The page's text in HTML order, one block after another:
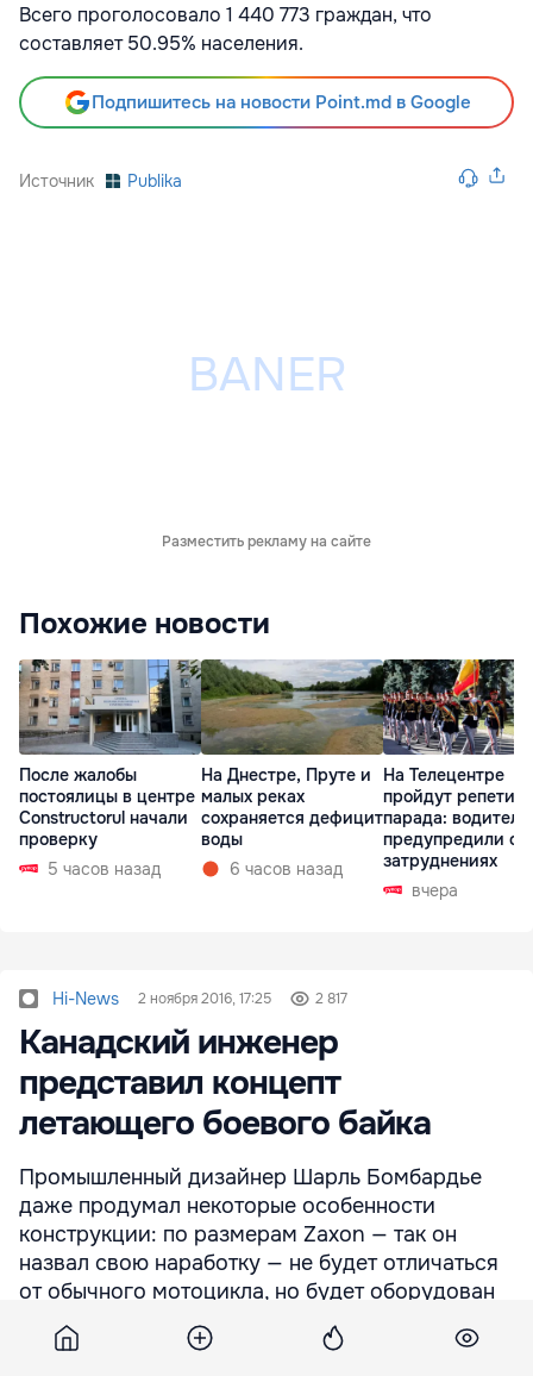
Всего проголосовало 1 440 773 граждан, что
составляет 50.95% населения.
Подпишитесь на новости Point.md в Google
Источник Publika
Разместить рекламу на сайте
Похожие новости
После жалобы
постоялицы в центре
Constructorul начали
проверку
5 часов назад
На Днестре, Пруте и
малых реках
сохраняется дефицит
воды
6 часов назад
На Телецентре
пройдут
парада:
предупредили о
затруднениях
вчера
Hi-News 2 ноября 2016, 17:25 2 817
Канадский инженер
представил концепт
летающего боевого байка
Промышленный дизайнер Шарль Бомбардье
даже продумал некоторые особенности
конструкции: по размерам Zaxon — так он
назвал свою наработку — не будет отличаться
от обычного мотоцикла, но будет оборудован
реактивными двигателями, которые позволят
транспортному средству летать.